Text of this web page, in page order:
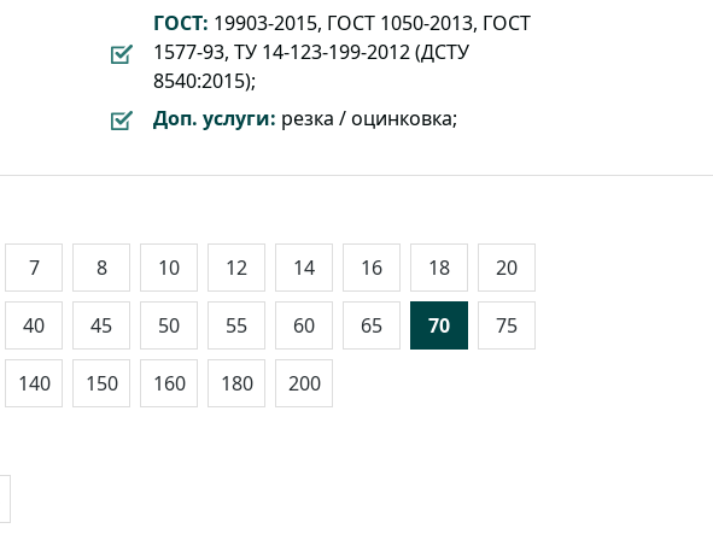
ГОСТ: 19903-2015, ГОСТ 1050-2013, ГОСТ
1577-93, ТУ 14-123-199-2012 (ДСТУ
8540:2015);
Доп. услуги: резка / оцинковка;
7 8 10 12 14 16 18 20
40 45 50 55 60 65 70 75
140 150 160 180 200